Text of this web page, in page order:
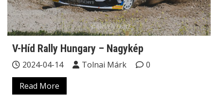
V-Híd Rally Hungary – Nagykép
2024-04-14 Tolnai Márk
0
Read More